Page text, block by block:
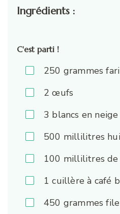
Ingrédients :
C'est parti !
250 grammes
2 œufs
3 blancs en neige
500 millilitres
100 millilitres
1 cuillère à café
450 grammes